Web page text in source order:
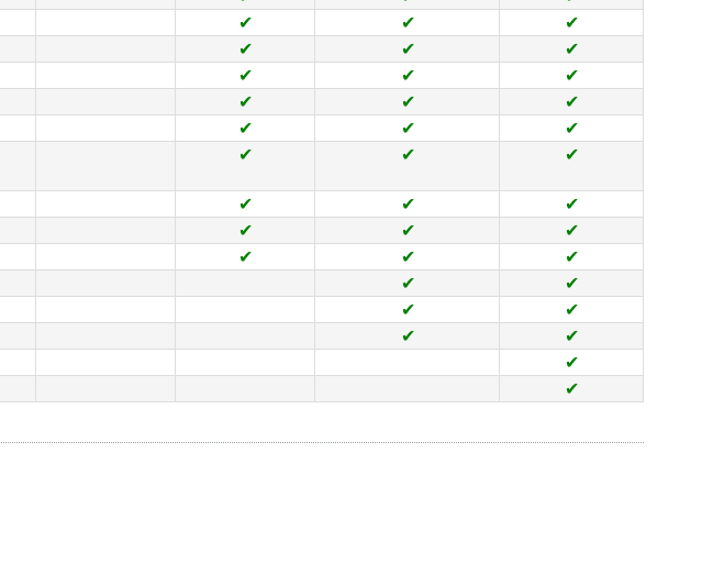
✔ ✔
✔
✔ ✔
✔
✔ ✔
✔
✔ ✔
✔
✔ ✔
✔
✔ ✔ ✔
✔ ✔
✔
✔ ✔
✔
✔ ✔
✔
✔
✔
✔
✔
✔
✔
✔
✔